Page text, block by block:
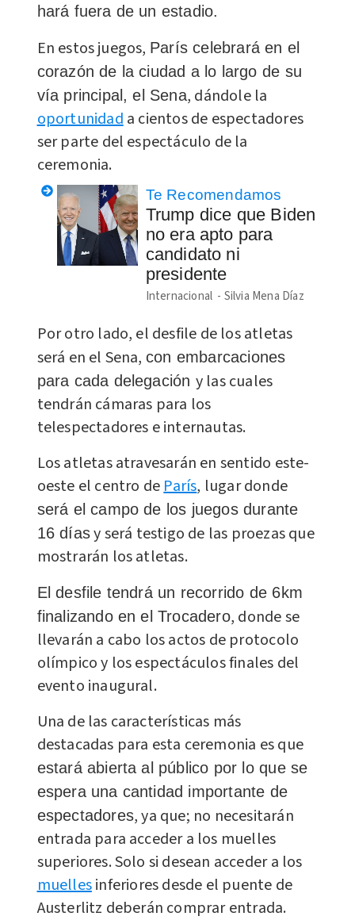
hará fuera de un estadio.
En estos juegos, París celebrará en el
corazón de la ciudad a lo largo de su
vía principal, el Sena, dándole la
oportunidad a cientos de espectadores
ser parte del espectáculo de la
ceremonia.
Te Recomendamos
Trump dice que Biden
no era apto para
candidato ni
presidente
Internacional Silvia Mena Díaz
Por otro lado, el desfile de los atletas
será en el Sena, con embarcaciones
para cada delegación y las cuales
tendrán cámaras para los
telespectadores e internautas.
Los atletas atravesarán en sentido este-
oeste el centro de París, lugar donde
será el campo de los juegos durante
16 díasy será testigo de las proezas que
mostrarán los atletas.
El desfile tendrá un recorrido de 6km
finalizando en el Trocadero, donde se
llevarán a cabo los actos de protocolo
olímpico y los espectáculos finales del
evento inaugural.
Una de las características más
destacadas para esta ceremonia es que
estará abierta al público por lo que se
espera una cantidad importante de
espectadores, ya que; no necesitarán
entrada para acceder a los muelles
superiores. Solo si desean acceder a los
muellesinferiores desde el puente de
Austerlitz deberán comprar entrada.